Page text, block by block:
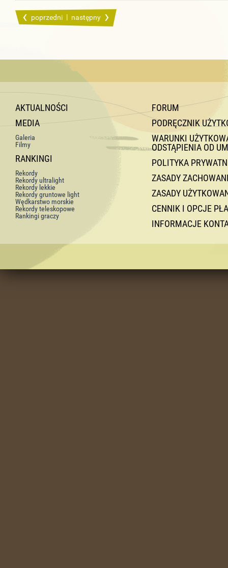
poprzedni | następny
AKTUALNOŚCI
MEDIA
Galeria
Filmy
RANKINGI
Rekordy
Rekordy ultralight
Rekordy lekkie
Rekordy gruntowe light
Wędkarstwo morskie
Rekordy teleskopowe
Rankingi graczy
FORUM
PODRĘCZNIK
WARUNKI
ODSTĄPIENIA OD
POLITYKA
ZASADY
ZASADY
CENNIK I OPCJE
INFORMACJE